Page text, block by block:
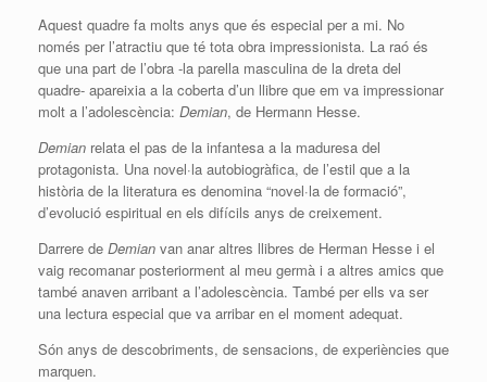
Aquest quadre fa molts anys que és especial per a mi. No
només per l’atractiu que té tota obra impressionista. La raó és
que una part de l’obra -la parella masculina de la dreta del
quadre- apareixia a la coberta d’un llibre que em va impressionar
molt a l’adolescència: Demian, de Hermann Hesse.
Demian relata el pas de la infantesa a la maduresa del
protagonista. Una novel·la autobiogràfica, de l’estil que a la
història de la literatura es denomina “novel·la de formació”,
d’evolució espiritual en els difícils anys de creixement.
Darrere de Demian van anar altres llibres de Herman Hesse i el
vaig recomanar posteriorment al meu germà i a altres amics que
també anaven arribant a l’adolescència. També per ells va ser
una lectura especial que va arribar en el moment adequat.
Són anys de descobriments, de sensacions, de experiències que
marquen.